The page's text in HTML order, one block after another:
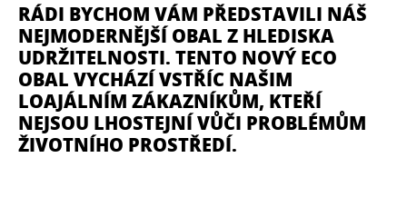
RÁDI BYCHOM VÁM PŘEDSTAVILI NÁŠ
NEJMODERNĚJŠÍ OBAL Z HLEDISKA
UDRŽITELNOSTI. TENTO NOVÝ ECO
OBAL VYCHÁZÍ VSTŘÍC NAŠIM
LOAJÁLNÍM ZÁKAZNÍKŮM, KTEŘÍ
NEJSOU LHOSTEJNÍ VŮČI PROBLÉMŮM
ŽIVOTNÍHO PROSTŘEDÍ.